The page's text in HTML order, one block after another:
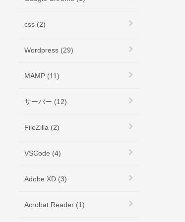
css (2)
Wordpress (29)
MAMP (11)
サーバー (12)
FileZilla (2)
VSCode (4)
Adobe XD (3)
Acrobat Reader (1)